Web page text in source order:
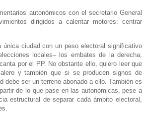
autonómicos con el secretario General
dirigidos a calentar motores: centrar
única ciudad con un peso electoral significativo
locales– los embates de la derecha,
por el PP. No obstante ello, quiero leer que
y también que si se producen signos de
ser un terreno abonado a ello. También es
de lo que pase en las autonómicas, pese a
estructural de separar cada ámbito electoral,